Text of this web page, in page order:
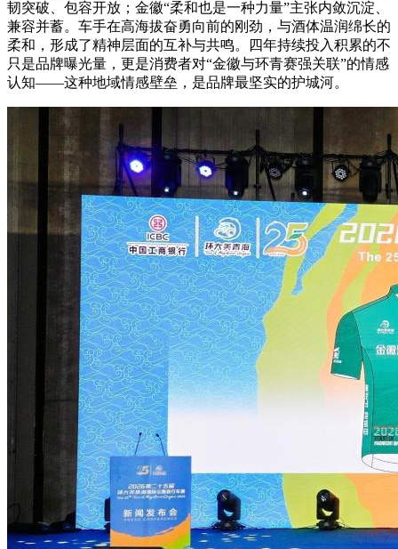
韧突破、包容开放；金徽“柔和也是一种力量”主张内敛沉淀、
兼容并蓄。车手在高海拔奋勇向前的刚劲，与酒体温润绵长的
柔和，形成了精神层面的互补与共鸣。四年持续投入积累的不
只是品牌曝光量，更是消费者对“金徽与环青赛强关联”的情感
认知——这种地域情感壁垒，是品牌最坚实的护城河。